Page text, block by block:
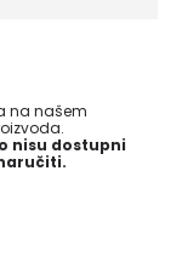
na našem
nisu dostupni